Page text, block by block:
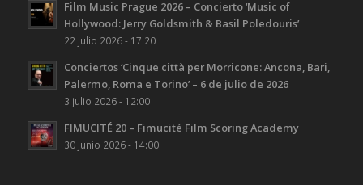
Film Music Prague 2026 – Concierto ‘Music of
Hollywood: Jerry Goldsmith & Basil Poledouris’
22 julio 2026 - 17:20
Conciertos ‘Cinque città per Morricone: Ancona, Bari,
Palermo, Roma e Torino’ – 6 de julio de 2026
3 julio 2026 - 12:00
FIMUCITÉ 20 – Fimucité Film Scoring Academy
30 junio 2026 - 14:00